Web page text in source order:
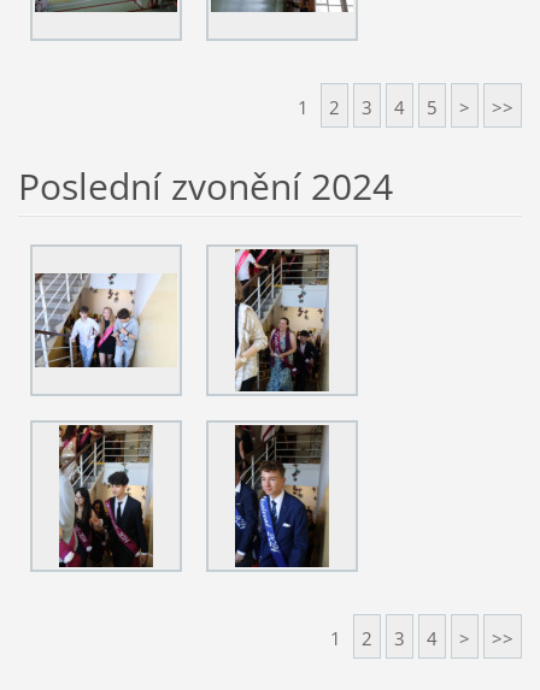
1 2 3 4 5 > >>
Poslední zvonění 2024
1 2 3 4 > >>